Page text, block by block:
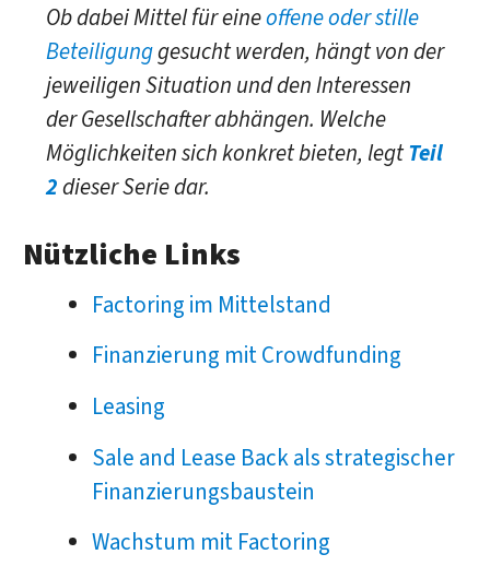
Ob dabei Mittel für eineoffene oder stille
Beteiligunggesucht werden, hängt von der
jeweiligen Situation und den Interessen
der Gesellschafter abhängen. Welche
Möglichkeiten sich konkret bieten, legtTeil
2dieser Serie dar.
Nützliche Links
Factoring im Mittelstand
Finanzierung mit Crowdfunding
Leasing
Sale and Lease Backals strategischer
Finanzierungsbaustein
Wachstum mit Factoring